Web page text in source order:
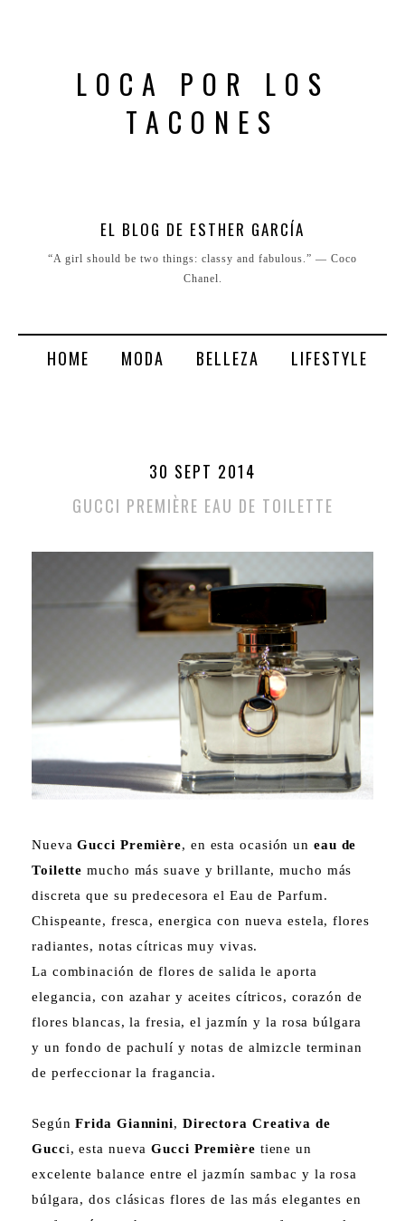
LOCA POR LOS
TACONES
EL BLOG DE ESTHER GARCÍA
“A girl should be two things: classy and fabulous.” ― Coco
Chanel.
HOME MODA BELLEZA LIFESTYLE
30 SEPT 2014
GUCCI PREMIÈRE EAU DE TOILETTE
Nueva Gucci Première, en esta ocasión un eau de
Toilettemucho más suave y brillante, mucho más
discreta que su predecesora el Eau de Parfum.
Chispeante, fresca, energica con nueva estela, flores
radiantes, notas cítricas muy vivas.
La combinación de flores de salida le aporta
elegancia, con azahar y aceites cítricos, corazón de
flores blancas, la fresia, el jazmín y la rosa búlgara
y un fondo de pachulí y notas de almizcle terminan
de perfeccionar la fragancia.
SegúnFrida Giannini, Directora Creativa de
Gucci, esta nueva Gucci Première tiene un
excelente balance entre el jazmín sambac y la rosa
búlgara, dos clásicas flores de las más elegantes en